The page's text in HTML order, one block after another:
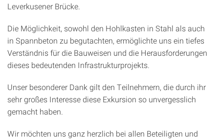
Leverkusener Brücke.
Die Möglichkeit, sowohl den Hohlkasten in Stahl als auch
in Spannbeton zu begutachten, ermöglichte uns ein tiefes
Verständnis für die Bauweisen und die Herausforderungen
dieses bedeutenden Infrastrukturprojekts.
Unser besonderer Dank gilt den Teilnehmern, die durch ihr
sehr großes Interesse diese Exkursion so unvergesslich
gemacht haben.
Wir möchten uns ganz herzlich bei allen Beteiligten und